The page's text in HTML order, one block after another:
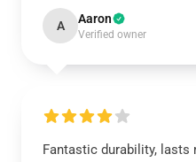
A Aaron
Verified owner
Fantastic durability, lasts